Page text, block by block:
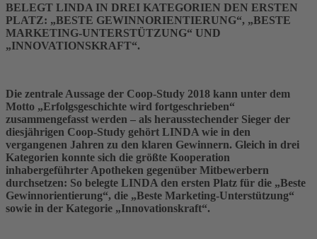
BELEGT LINDA IN DREI KATEGORIEN DEN ERSTEN
PLATZ: „BESTE GEWINNORIENTIERUNG“, „BESTE
MARKETING-UNTERSTÜTZUNG“ UND
„INNOVATIONSKRAFT“.
Die zentrale Aussage der Coop-Study 2018 kann unter dem
Motto „Erfolgsgeschichte wird fortgeschrieben“
zusammengefasst werden – als herausstechender Sieger der
diesjährigen Coop-Study gehört LINDA wie in den
vergangenen Jahren zu den klaren Gewinnern. Gleich in drei
Kategorien konnte sich die größte Kooperation
inhabergeführter Apotheken gegenüber Mitbewerbern
durchsetzen: So belegte LINDA den ersten Platz für die „Beste
Gewinnorientierung“, die „Beste Marketing-Unterstützung“
sowie in der Kategorie „Innovationskraft“.